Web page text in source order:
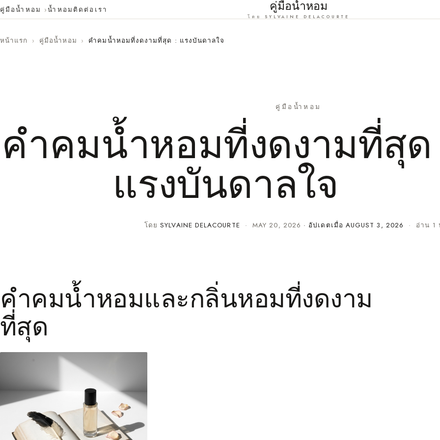
คู่มือน้ำหอม น้ำหอม ติดต่อเรา คู่มือน้ำหอม
โดย SYLVAINE DELACOURTE
หน้าแรก › คู่มือน้ำหอม › คำคมน้ำหอมที่งดงามที่สุด : แรงบันดาลใจ
คู่มือน้ำหอม
คำคมน้ำหอมที่งดงามที่สุด
แรงบันดาลใจ
โดยSYLVAINE DELACOURTE ·MAY 20, 2026 · อัปเดตเมื่อ AUGUST 3, 2026 · อ่าน 1
คำคมน้ำหอมและกลิ่นหอมที่งดงาม
ที่สุด